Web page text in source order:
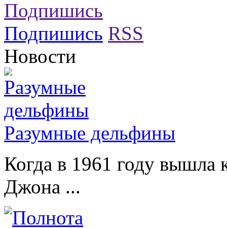
Подпишись RSS
Новости
Разумные дельфины
Когда в 1961 году вышла
Джона ...